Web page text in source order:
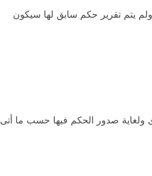
يتم تقرير حكم سابق لها سيكون
ولغاية صدور الحكم فيها حسب ما أتى